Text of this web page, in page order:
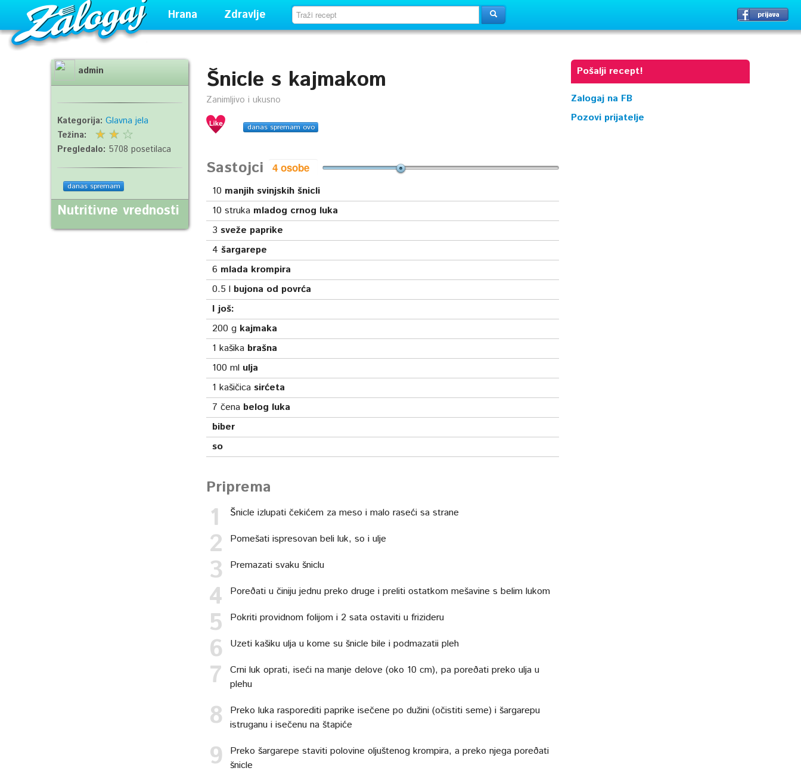
Hrana Zdravlje
Šnicle s kajmakom
Zanimljivo i ukusno
danas spremam ovo
Sastojci
10 manjih svinjskih šnicli
10 struka mladog crnog luka
3 sveže paprike
4 šargarepe
6 mlada krompira
0.5 l bujona od povrća
I još:
200 g kajmaka
1 kašika brašna
100 ml ulja
1 kašičica sirćeta
7 čena belog luka
biber
so
Priprema
Šnicle izlupati čekićem za meso i malo raseći sa strane
Pomešati ispresovan beli luk, so i ulje
Premazati svaku šniclu
Poreðati u činiju jednu preko druge i preliti ostatkom mešavine s belim lukom
Pokriti providnom folijom i 2 sata ostaviti u frizideru
Uzeti kašiku ulja u kome su šnicle bile i podmazatii pleh
Crni luk oprati, iseći na manje delove (oko 10 cm), pa poreðati preko ulja u
plehu
Preko luka rasporediti paprike isečene po dužini (očistiti seme) i šargarepu
istruganu i isečenu na štapiće
Preko šargarepe staviti polovine oljuštenog krompira, a preko njega poreðati
šnicle
admin
Kategorija: Glavna jela
Težina:
Pregledalo: 5708 posetilaca
danas spremam
Nutritivne vrednosti
Pošalji recept!
Zalogaj na FB
Pozovi prijatelje